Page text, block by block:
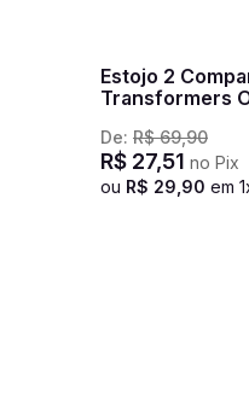
Estojo 2
Transformers
De: R$ 69,90
R$ 27,51 no Pix
ou R$ 29 90 em 1